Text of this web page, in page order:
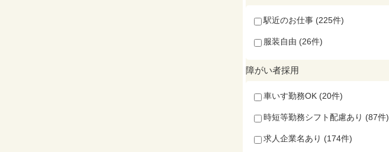
駅近のお仕事 (225件)
服装自由 (26件)
障がい者採用
車いす勤務OK (20件)
時短等勤務シフト配慮あり (87件)
求人企業名あり (174件)